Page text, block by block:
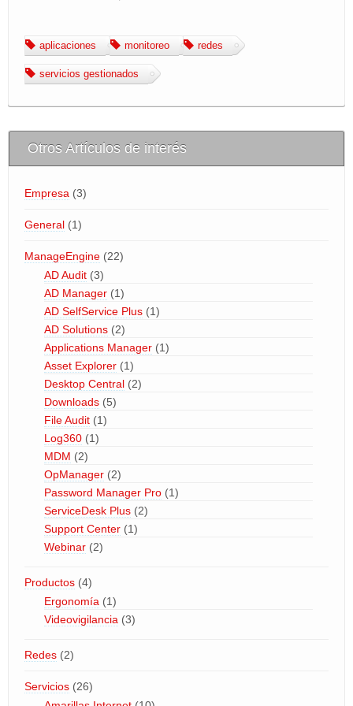
Area de Clientes
aplicaciones monitoreo redes
servicios gestionados
Otros Artículos de interés
Empresa (3)
General (1)
ManageEngine (22)
AD Audit (3)
AD Manager (1)
AD SelfService Plus (1)
AD Solutions (2)
Applications Manager (1)
Asset Explorer (1)
Desktop Central (2)
Downloads (5)
File Audit (1)
Log360 (1)
MDM (2)
OpManager (2)
Password Manager Pro (1)
ServiceDesk Plus (2)
Support Center (1)
Webinar (2)
Productos (4)
Ergonomía (1)
Videovigilancia (3)
Redes (2)
Servicios (26)